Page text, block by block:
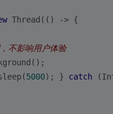
Thread(() -> {
不影响用户体验
5000); } catch